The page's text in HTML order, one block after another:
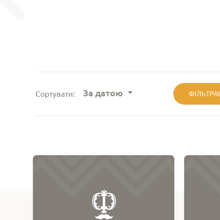
Сортувати: За датою